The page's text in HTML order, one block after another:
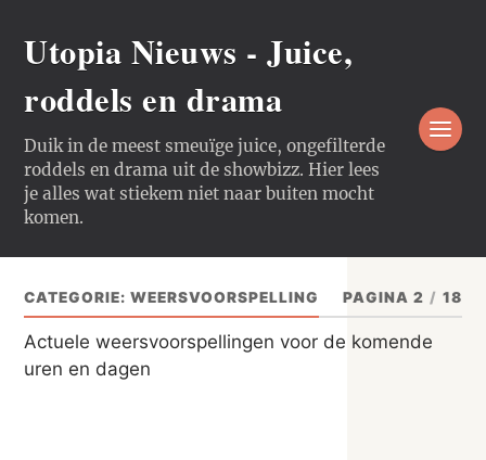
Utopia Nieuws - Juice,
roddels en drama
Duik in de meest smeuïge juice, ongefilterde
roddels en drama uit de showbizz. Hier lees
je alles wat stiekem niet naar buiten mocht
komen.
CATEGORIE:WEERSVOORSPELLING PAGINA 2 / 18
Actuele weersvoorspellingen voor de komende
uren en dagen